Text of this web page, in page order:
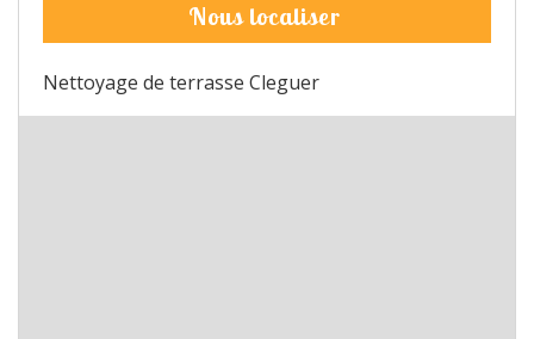
Nous localiser
Nettoyage de terrasse Cleguer